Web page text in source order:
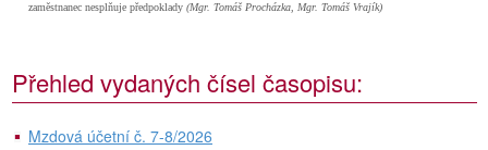
zaměstnanec nesplňuje předpoklady (Mgr. Tomáš Procházka, Mgr. Tomáš Vrajík)
Přehled vydaných čísel časopisu:
Mzdová účetní č. 7-8/2026